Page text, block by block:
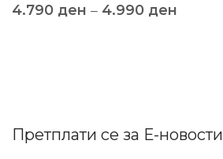
4.790 ден – 4.990 ден
Претплати се за Е-новости